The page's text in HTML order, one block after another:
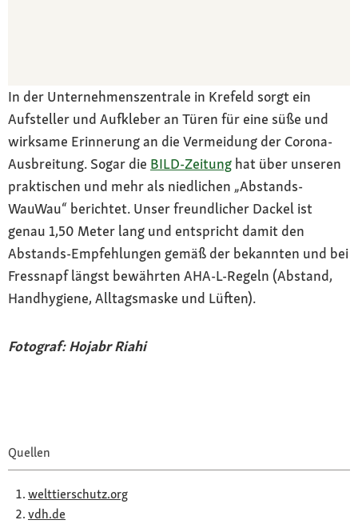
In der Unternehmenszentrale in Krefeld sorgt ein
Aufsteller und Aufkleber an Türen für eine süße und
wirksame Erinnerung an die Vermeidung der Corona-
Ausbreitung. Sogar die BILD-Zeitung hat über unseren
praktischen und mehr als niedlichen „Abstands-
WauWau“ berichtet. Unser freundlicher Dackel ist
genau 1,50 Meter lang und entspricht damit den
Abstands-Empfehlungen gemäß der bekannten und bei
Fressnapf längst bewährten AHA-L-Regeln (Abstand,
Handhygiene, Alltagsmaske und Lüften).
Fotograf: Hojabr Riahi
Quellen
welttierschutz.org
vdh.de